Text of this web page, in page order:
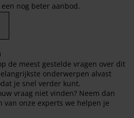
nog beter aanbod.
de meest gestelde vragen over dit
onderwerpen alvast
je snel verder kunt.
vraag niet vinden? Neem dan
van onze experts we helpen je